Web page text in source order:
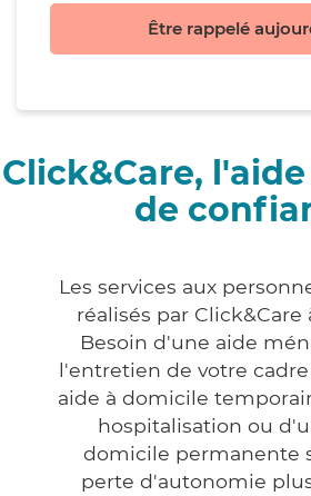
Être rappelé
Click&Care,
de
Les services aux
réalisés par Click&Care
Besoin d'une aide
l'entretien de votre
aide à domicile
hospitalisation ou
domicile permanente
perte d'autonomie